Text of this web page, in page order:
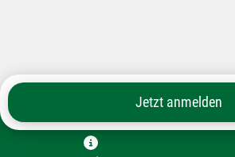
Jetzt anmelden